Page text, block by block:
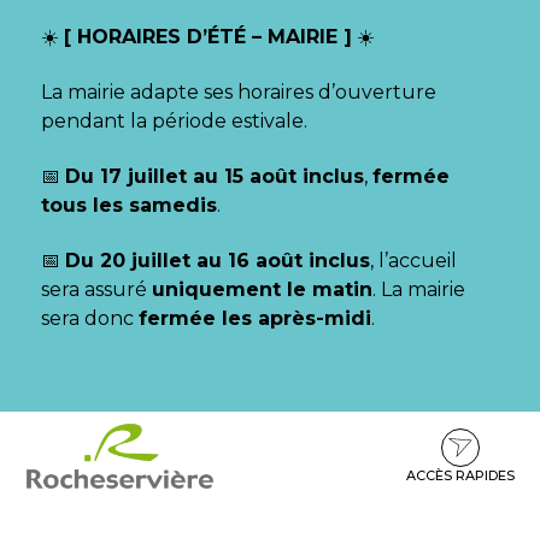
☀️ [ HORAIRES D’ÉTÉ – MAIRIE ] ☀️
La mairie adapte ses horaires d’ouverture
pendant la période estivale.
📅 Du 17 juillet au 15 août inclus, fermée
tous les samedis.
📅 Du 20 juillet au 16 août inclus, l’accueil
sera assuré uniquement le matin. La mairie
sera donc fermée les après-midi.
contenu
pied
ACCÈS RAPIDES